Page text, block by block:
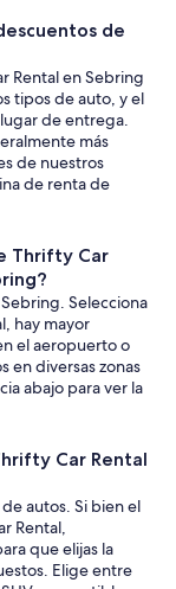
de
Rental en Sebring
tipos de auto, y el
de entrega.
más
de nuestros
de renta de
Thrifty Car
Selecciona
hay mayor
el aeropuerto o
en diversas zonas
abajo para ver la
Car Rental
autos. Si bien el
Rental,
que elijas la
Elige entre